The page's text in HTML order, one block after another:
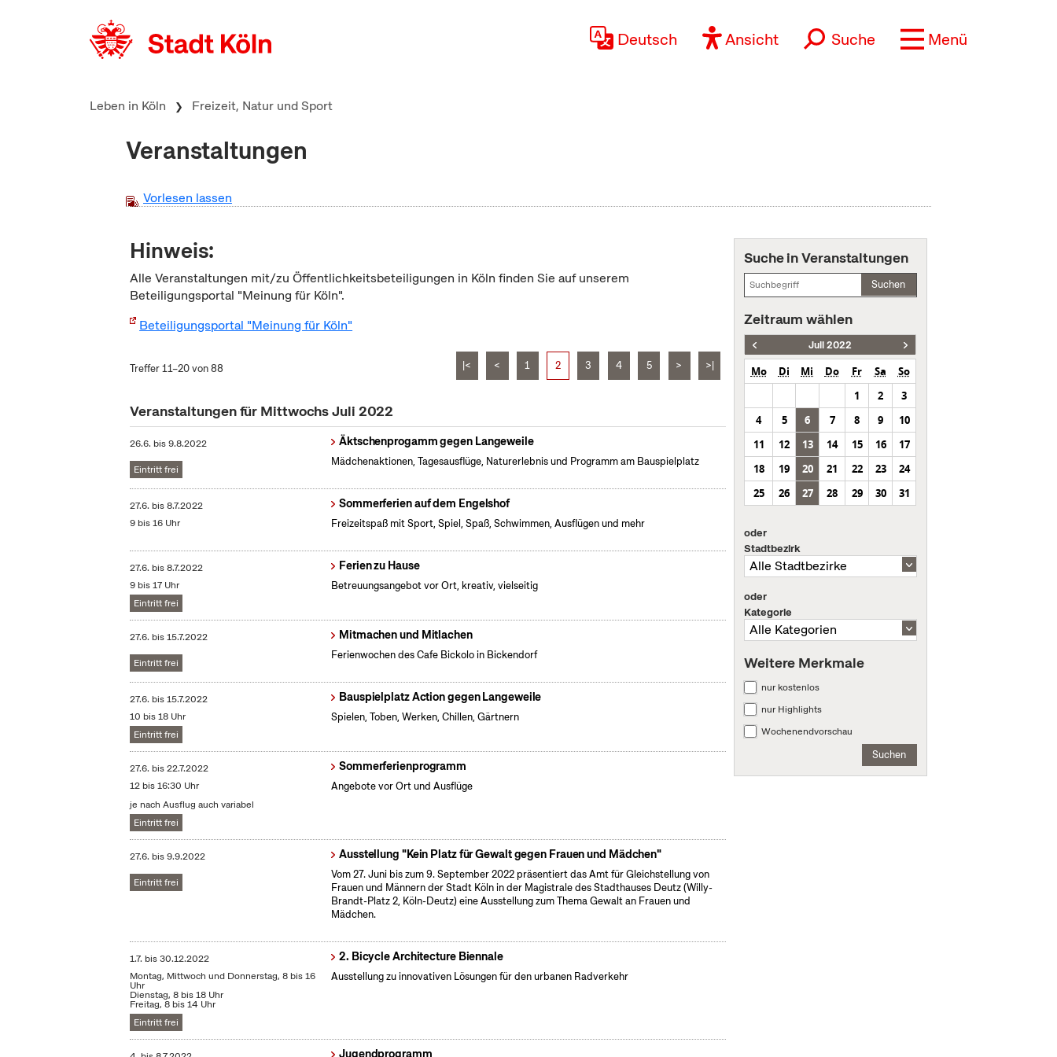
Deutsch Ansicht Suche Menü
Leben in Köln Freizeit, Natur und Sport
Veranstaltungen
Vorlesen lassen
Hinweis:
Alle Veranstaltungen mit/zu Öffentlichkeitsbeteiligungen in Köln finden Sie auf unserem
Beteiligungsportal "Meinung für Köln".
Beteiligungsportal "Meinung für Köln"
Treffer 11–20 von 88 |< < 1 2 3 4 5 > >|
Veranstaltungen für Mittwochs Juli 2022
26.6. bis9.8.2022
Eintritt frei
Äktschenprogamm gegen Langeweile
Mädchenaktionen, Tagesausflüge, Naturerlebnis und Programm am Bauspielplatz
27.6. bis8.7.2022
9 bis 16 Uhr
Sommerferien auf dem Engelshof
Freizeitspaß mit Sport, Spiel, Spaß, Schwimmen, Ausflügen und mehr
27.6. bis8.7.2022
9 bis 17 Uhr
Eintritt frei
Ferien zu Hause
Betreuungsangebot vor Ort, kreativ, vielseitig
27.6. bis15.7.2022
Eintritt frei
Mitmachen und Mitlachen
Ferienwochen des Cafe Bickolo in Bickendorf
27.6. bis15.7.2022
10 bis 18 Uhr
Eintritt frei
Bauspielplatz Action gegen Langeweile
Spielen, Toben, Werken, Chillen, Gärtnern
27.6. bis22.7.2022
12 bis 16:30 Uhr
je nach Ausflug auch variabel
Eintritt frei
Sommerferienprogramm
Angebote vor Ort und Ausflüge
27.6. bis9.9.2022
Eintritt frei
Ausstellung "Kein Platz für Gewalt gegen Frauen und Mädchen"
Vom 27. Juni bis zum 9. September 2022 präsentiert das Amt für Gleichstellung von
Frauen und Männern der Stadt Köln in der Magistrale des Stadthauses Deutz (Willy-
Brandt-Platz 2, Köln-Deutz) eine Ausstellung zum Thema Gewalt an Frauen und
Mädchen.
1.7. bis30.12.2022
Montag, Mittwoch und Donnerstag, 8 bis 16
Uhr
Dienstag, 8 bis 18 Uhr
Freitag, 8 bis 14 Uhr
Eintritt frei
2. Bicycle Architecture Biennale
Ausstellung zu innovativen Lösungen für den urbanen Radverkehr
Jugendprogramm
Suche in Veranstaltungen
Suchen
Zeitraum wählen
Juli 2022
Mo Di Mi Do Fr Sa
So
1
2
3
4
5 6 7 8 9
10
11
12 13 14 15 16
17
18
19 20 21 22 23
24
25
26 27 28 29 30 31
oder
Stadtbezirk
oder
Kategorie
Weitere Merkmale
nur kostenlos
nur Highlights
Wochenendvorschau
Suchen